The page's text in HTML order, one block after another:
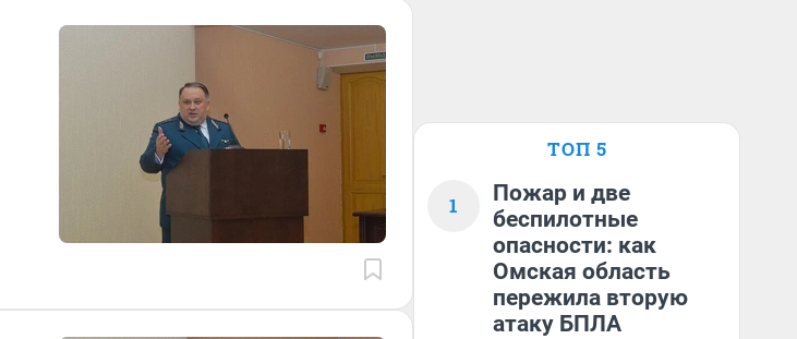
ТОП 5
1
Пожар и две
беспилотные
опасности: как
Омская область
пережила вторую
атаку БПЛА